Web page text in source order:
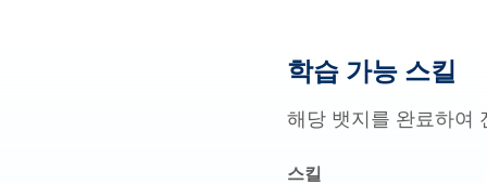
학습 가능 스킬
해당 뱃지를 완료하여
스킬